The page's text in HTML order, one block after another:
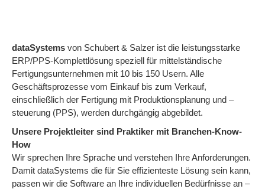
dataSystems von Schubert & Salzer ist die leistungsstarke
ERP/PPS-Komplettlösung speziell für mittelständische
Fertigungsunternehmen mit 10 bis 150 Usern. Alle
Geschäftsprozesse vom Einkauf bis zum Verkauf,
einschließlich der Fertigung mit Produktionsplanung und –
steuerung (PPS), werden durchgängig abgebildet.
Unsere Projektleiter sind Praktiker mit Branchen-Know-
How
Wir sprechen Ihre Sprache und verstehen Ihre Anforderungen.
Damit dataSystems die für Sie effizienteste Lösung sein kann,
passen wir die Software an Ihre individuellen Bedürfnisse an –